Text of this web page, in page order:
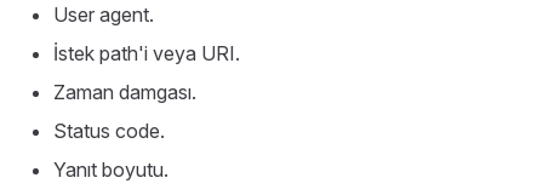
User agent.
İstek path'i veya URI.
Zaman damgası.
Status code.
Yanıt boyutu.